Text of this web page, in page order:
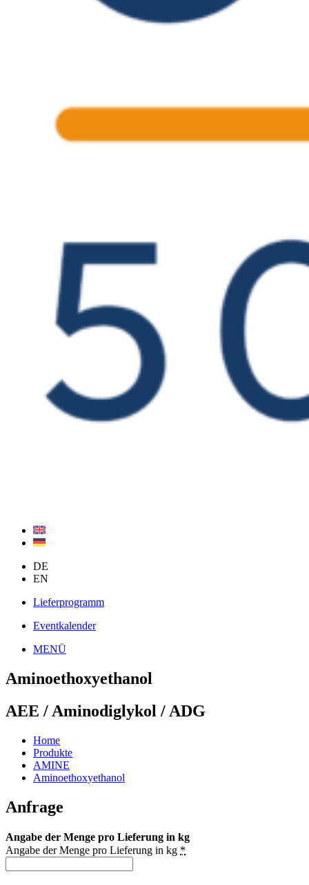
DE
EN
Lieferprogramm
Eventkalender
MENÜ
Aminoethoxyethanol
AEE / Aminodiglykol / ADG
Home
Produkte
AMINE
Aminoethoxyethanol
Anfrage
Angabe der Menge pro Lieferung in kg
Angabe der Menge pro Lieferung in kg *